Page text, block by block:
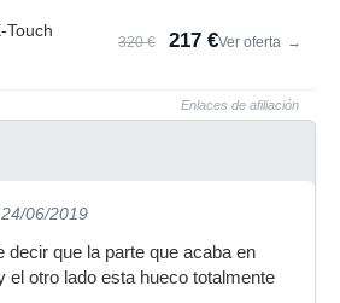
Touch
320 € 217 €Ver oferta →
Enlaces de afiliación
06/2019
decir que la parte que acaba en
el otro lado esta hueco totalmente